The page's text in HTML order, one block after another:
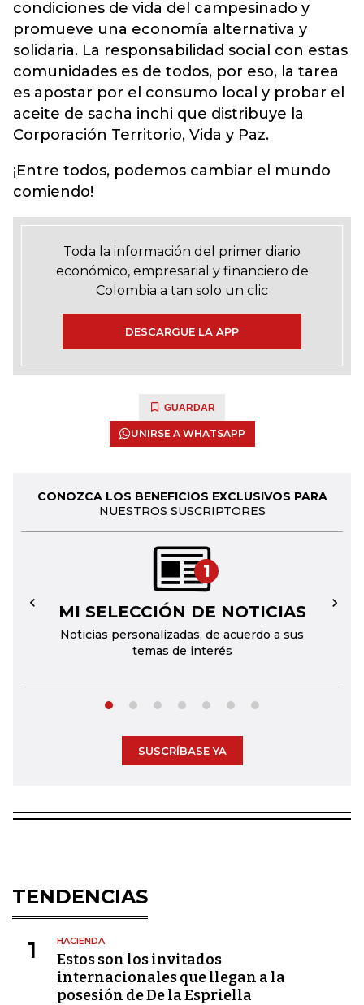
condiciones de vida del campesinado y
promueve una economía alternativa y
solidaria. La responsabilidad social con estas
comunidades es de todos, por eso, la tarea
es apostar por el consumo local y probar el
aceite de sacha inchi que distribuye la
Corporación Territorio, Vida y Paz.
¡Entre todos, podemos cambiar el mundo
comiendo!
Toda la información del primer diario
económico, empresarial y financiero de
Colombia a tan solo un clic
DESCARGUE LA APP
GUARDAR
UNIRSE A WHATSAPP
CONOZCA LOS BENEFICIOS EXCLUSIVOS PARA
NUESTROS SUSCRIPTORES
1
MI SELECCIÓN DE NOTICIAS
Noticias personalizadas, de acuerdo a sus
temas de interés
← →
SUSCRÍBASE YA
TENDENCIAS
1 HACIENDA
Estos son los invitados
internacionales que llegan a la
posesión de De la Espriella